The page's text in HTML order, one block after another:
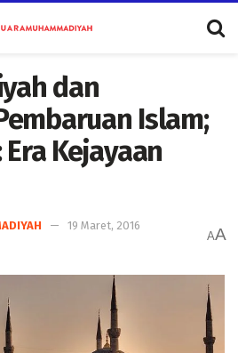
dan
Islam;
Kejayaan
19 Maret, 2016
AA